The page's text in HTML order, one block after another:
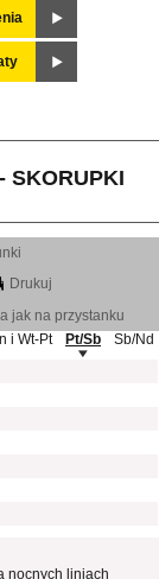
SKORUPKI
Drukuj
jak na przystanku
i Wt-Pt
Pt/Sb
Sb/Nd
nocnych liniach